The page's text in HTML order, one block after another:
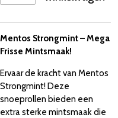
Mentos Strongmint – Mega
Frisse Mintsmaak!
Ervaar de kracht van Mentos
Strongmint! Deze
snoeprollen bieden een
extra sterke mintsmaak die